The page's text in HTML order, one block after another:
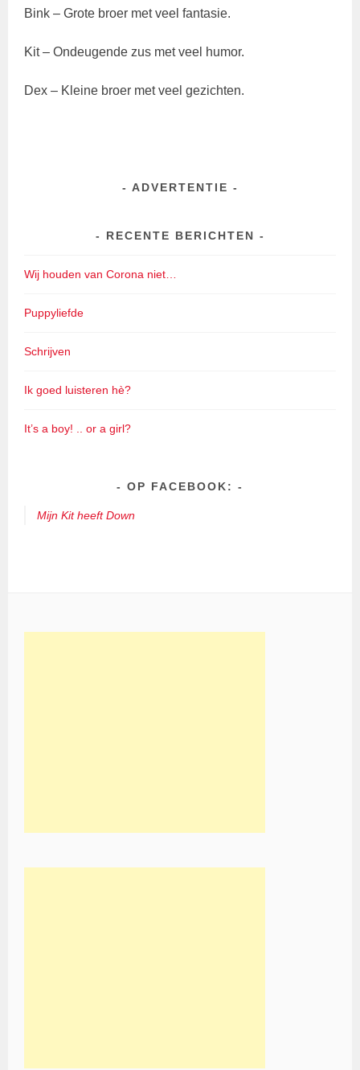
Bink – Grote broer met veel fantasie.
Kit – Ondeugende zus met veel humor.
Dex – Kleine broer met veel gezichten.
ADVERTENTIE
RECENTE BERICHTEN
Wij houden van Corona niet…
Puppyliefde
Schrijven
Ik goed luisteren hè?
It’s a boy! .. or a girl?
OP FACEBOOK:
Mijn Kit heeft Down